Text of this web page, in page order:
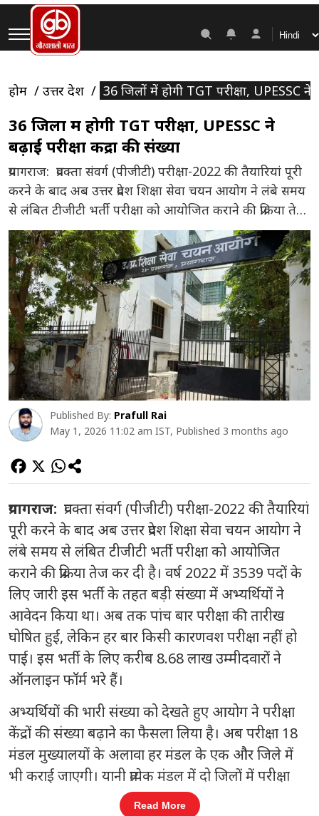
होम उत्तर प्रदेश 36 जिलों में होगी TGT परीक्षा, UPESSC ने
36 जिलों में होगी TGT परीक्षा, UPESSC ने
बढ़ाई परीक्षा केंद्रों की संख्या
प्रयागराज: प्रवक्ता संवर्ग (पीजीटी) परीक्षा-2022 की तैयारियां पूरी
करने के बाद अब उत्तर प्रदेश शिक्षा सेवा चयन आयोग ने लंबे समय
से लंबित टीजीटी भर्ती परीक्षा को आयोजित कराने की प्रक्रिया तेज
कर दी है। वर्ष 2022 में 3539 पदों के लिए जारी इस भर्ती के
तहत बड़ी संख्या में अभ्यर्थियों ने आवेदन किया था। […]
Published By: Prafull Rai
May 1, 2026 11:02 am IST, Published 3 months ago
प्रयागराज: प्रवक्ता संवर्ग (पीजीटी) परीक्षा-2022 की तैयारियां
पूरी करने के बाद अब उत्तर प्रदेश शिक्षा सेवा चयन आयोग ने
लंबे समय से लंबित टीजीटी भर्ती परीक्षा को आयोजित
कराने की प्रक्रिया तेज कर दी है। वर्ष 2022 में 3539 पदों के
लिए जारी इस भर्ती के तहत बड़ी संख्या में अभ्यर्थियों ने
आवेदन किया था। अब तक पांच बार परीक्षा की तारीख
घोषित हुई, लेकिन हर बार किसी कारणवश परीक्षा नहीं हो
पाई। इस भर्ती के लिए करीब 8.68 लाख उम्मीदवारों ने
ऑनलाइन फॉर्म भरे हैं।
अभ्यर्थियों की भारी संख्या को देखते हुए आयोग ने परीक्षा
केंद्रों की संख्या बढ़ाने का फैसला लिया है। अब परीक्षा 18
मंडल मुख्यालयों के अलावा हर मंडल के एक और जिले में
भी कराई जाएगी। यानी प्रत्येक मंडल में दो जिलों में परीक्षा
केंद्र बनाए जाएंगे, जिससे व्यवस्थाएं सुचारु रूप से संचालित
Read More